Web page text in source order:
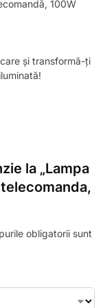
100W
și transformă-ți
la „Lampa
obligatorii sunt